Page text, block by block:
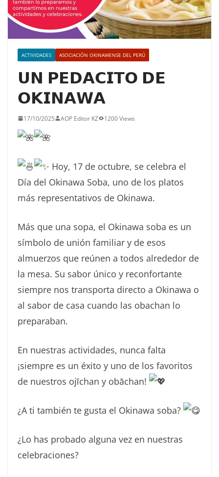
ACTIVIDADES ASOCIACIÓN OKINAWENSE DEL PERÚ
𝗨𝗡 𝗣𝗘𝗗𝗔𝗖𝗜𝗧𝗢 𝗗𝗘
𝗢𝗞𝗜𝗡𝗔𝗪𝗔
17/10/2025 AOP Editor KZ 1200 Views
Hoy, 17 de octubre, se celebra el
Día del Okinawa Soba, uno de los platos
más representativos de Okinawa.
Más que una sopa, el Okinawa soba es un
símbolo de unión familiar y de esos
almuerzos que reúnen a todos alrededor de
la mesa. Su sabor único y reconfortante
siempre nos transporta directo a Okinawa o
al sabor de casa cuando las obachan lo
preparaban.
En nuestras actividades, nunca falta
¡siempre es un éxito y uno de los favoritos
de nuestros ojīchan y obāchan!
¿A ti también te gusta el Okinawa soba?
¿Lo has probado alguna vez en nuestras
celebraciones?